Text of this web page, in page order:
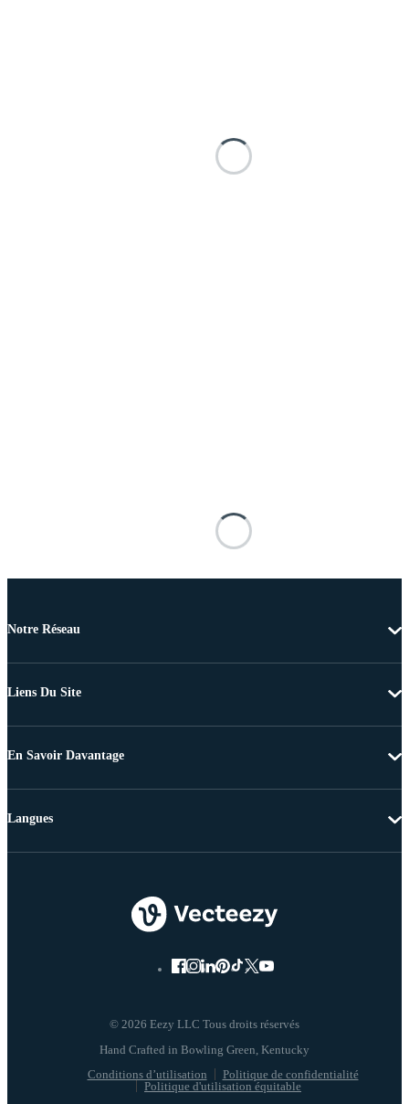
Notre Réseau
Liens Du Site
En Savoir Davantage
© 2026 Eezy LLC Tous droits réservés
Conditions d’utilisation
Politique de confidentialité
Politique d'utilisation équitable
Langues